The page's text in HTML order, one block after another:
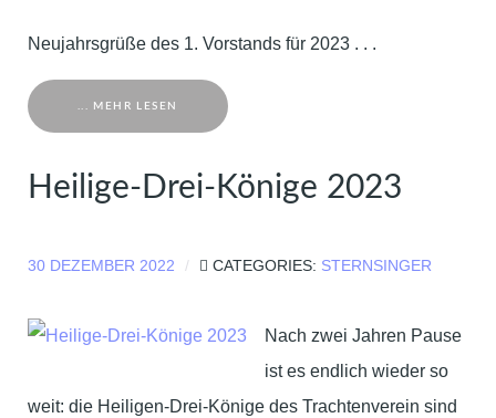
Neujahrsgrüße des 1. Vorstands für 2023 . . .
... MEHR LESEN
Heilige-Drei-Könige 2023
30 DEZEMBER 2022 CATEGORIES: STERNSINGER
Nach zwei Jahren Pause
ist es endlich wieder so
weit: die Heiligen-Drei-Könige des Trachtenverein sind